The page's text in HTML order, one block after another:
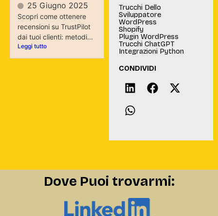
25 Giugno 2025
Scopri come ottenere
recensioni su TrustPilot
dai tuoi clienti: metodi...
Leggi tutto
Trucchi Dello
Sviluppatore
WordPress
Shopify
Plugin WordPress
Trucchi ChatGPT
Integrazioni Python
CONDIVIDI
Dove Puoi trovarmi: